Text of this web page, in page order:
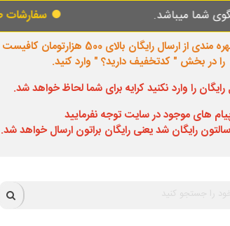
سفارشات طبق روال
ارسال رایگان بالای 500 هزارتومان کافیست
را وارد نکنید کرایه برای شما لحاظ خواهد شد.
های موجود در سایت توجه نفرمایید
رایگان شد یعنی رایگان براتون ارسال خواهد شد.